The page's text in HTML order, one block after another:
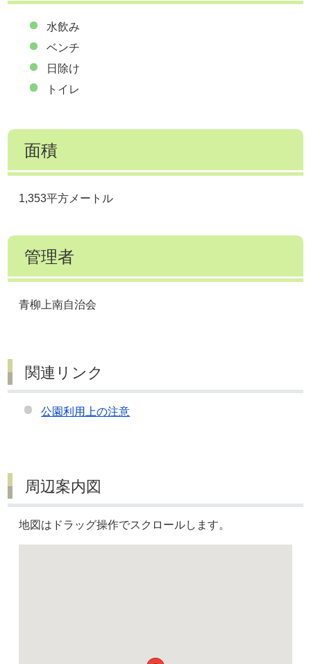
水飲み
ベンチ
日除け
トイレ
面積
1,353平方メートル
管理者
青柳上南自治会
関連リンク
公園利用上の注意
周辺案内図
地図はドラッグ操作でスクロールします。